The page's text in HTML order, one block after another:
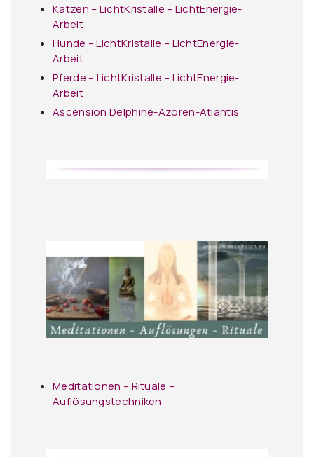
Katzen – LichtKristalle – LichtEnergie-
Arbeit
Hunde – LichtKristalle – LichtEnergie-
Arbeit
Pferde – LichtKristalle – LichtEnergie-
Arbeit
Ascension Delphine-Azoren-Atlantis
Meditationen – Rituale –
Auflösungstechniken